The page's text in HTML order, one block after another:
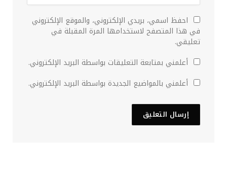
احفظ اسمي، بريدي الإلكتروني، والموقع الإلكتروني
في هذا المتصفح لاستخدامها المرة المقبلة في
تعليقي.
أعلمني بمتابعة التعليقات بواسطة البريد الإلكتروني.
أعلمني بالمواضيع الجديدة بواسطة البريد الإلكتروني.